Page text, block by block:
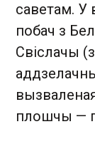
саветам. У
побач з
Свіслачы
плошчы —